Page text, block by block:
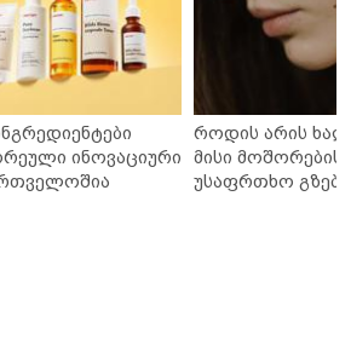
ინოვაციური
როდის არის
მისი მოშორების
უსაფრთხო გზები